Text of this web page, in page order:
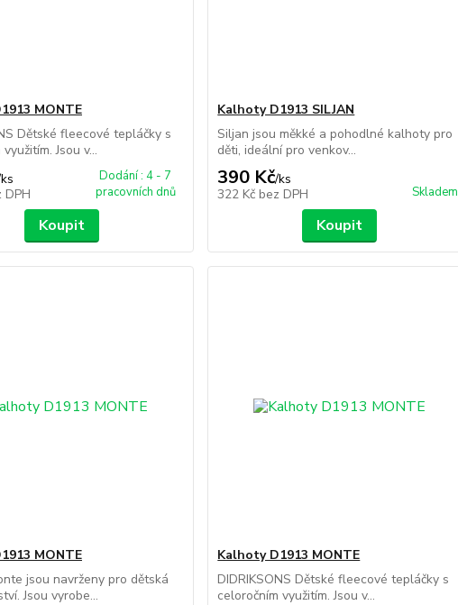
MONTE
Dětské fleecové tepláčky s
Jsou v...
ks
DPH
Dodání : 4 - 7
pracovních dnů
Koupit
Kalhoty D1913 SILJAN
Siljan jsou měkké a pohodlné kalhoty pro
děti, ideální pro venkov...
390 Kč/ks
322 Kč bez DPH Skladem
Koupit
MONTE
jsou navrženy pro dětská
Jsou vyrobe...
Kalhoty D1913 MONTE
DIDRIKSONS Dětské fleecové tepláčky s
celoročním využitím. Jsou v...